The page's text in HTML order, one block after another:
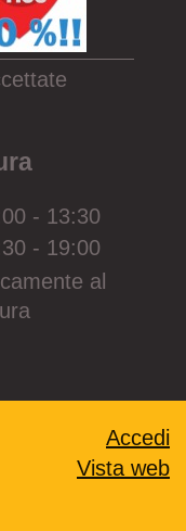
- 13:30
- 19:00
al
Accedi
Vista web